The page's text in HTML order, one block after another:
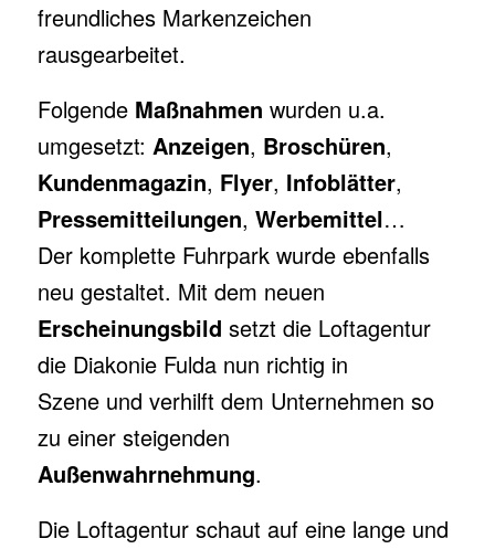
freundliches Markenzeichen
rausgearbeitet.
Folgende Maßnahmen wurden u.a.
umgesetzt: Anzeigen, Broschüren,
Kundenmagazin, Flyer, Infoblätter,
Pressemitteilungen, Werbemittel…
Der komplette Fuhrpark wurde ebenfalls
neu gestaltet. Mit dem neuen
Erscheinungsbild setzt die Loftagentur
die Diakonie Fulda nun richtig in
Szene und verhilft dem Unternehmen so
zu einer steigenden
Außenwahrnehmung.
Die Loftagentur schaut auf eine lange und